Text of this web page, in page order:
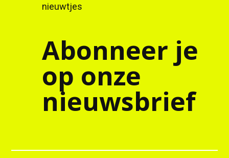
nieuwtjes
Abonneer je
op onze
nieuwsbrief